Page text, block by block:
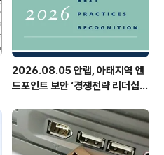
2026.08.05 안랩, 아태지역 엔
드포인트 보안 ‘경쟁전략 리더십’